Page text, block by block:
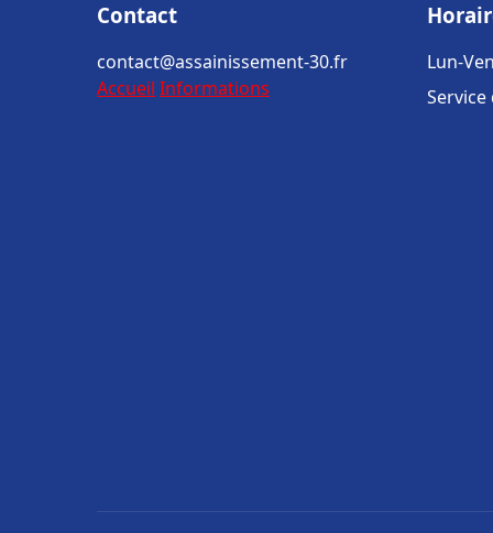
Contact
contact@assainissement-30.fr
Accueil Informations
Lun-